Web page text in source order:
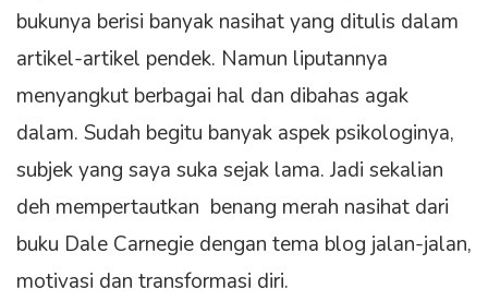
bukunya berisi banyak nasihat yang ditulis dalam
artikel-artikel pendek. Namun liputannya
menyangkut berbagai hal dan dibahas agak
dalam. Sudah begitu banyak aspek psikologinya,
subjek yang saya suka sejak lama. Jadi sekalian
deh mempertautkan benang merah nasihat dari
buku Dale Carnegie dengan tema blog jalan-jalan,
motivasi dan transformasi diri.